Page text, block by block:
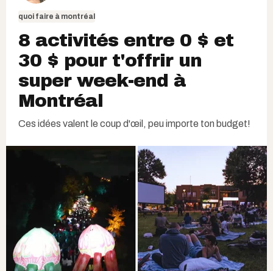
quoi faire à montréal
8 activités entre 0 $ et
30 $ pour t'offrir un
super week-end à
Montréal
Ces idées valent le coup d'œil, peu importe ton budget!